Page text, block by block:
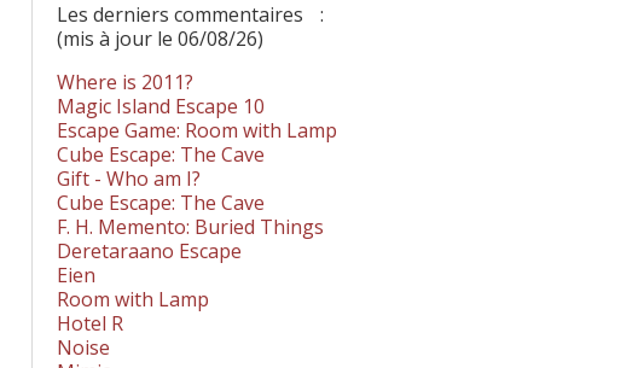
Les derniers commentaires
:
(mis à jour le 06/08/26)
Where is 2011?
Magic Island Escape 10
Escape Game: Room with Lamp
Cube Escape: The Cave
Gift - Who am I?
Cube Escape: The Cave
F. H. Memento: Buried Things
Deretaraano Escape
Eien
Room with Lamp
Hotel R
Noise